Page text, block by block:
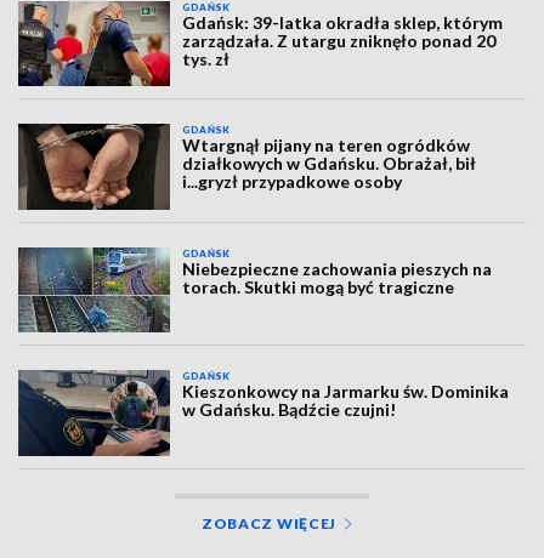
GDAŃSK
Gdańsk: 39-latka okradła sklep, którym
zarządzała. Z utargu zniknęło ponad 20
tys. zł
GDAŃSK
Wtargnął pijany na teren ogródków
działkowych w Gdańsku. Obrażał, bił
i...gryzł przypadkowe osoby
GDAŃSK
Niebezpieczne zachowania pieszych na
torach. Skutki mogą być tragiczne
GDAŃSK
Kieszonkowcy na Jarmarku św. Dominika
w Gdańsku. Bądźcie czujni!
ZOBACZ WIĘCEJ